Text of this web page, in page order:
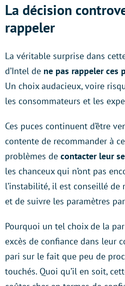
La décision
rappeler
La véritable surprise dans
d’Intel de ne pas rappeler ces
Un choix audacieux, voire
les consommateurs et les
Ces puces continuent d’être
contente de recommander à
problèmes de contacter leur
les chanceux qui n’ont pas
l’instabilité, il est conseillé de
et de suivre les paramètres
Pourquoi un tel choix de la
excès de confiance dans leur
pari sur le fait que peu de
touchés. Quoi qu’il en soit,